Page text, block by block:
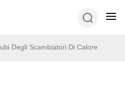
Degli Scambiatori Di Calore